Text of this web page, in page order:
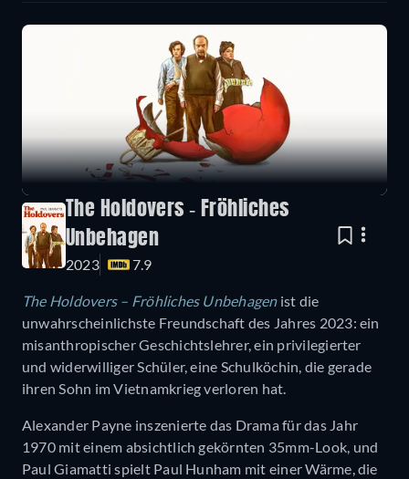
The Holdovers - Fröhliches
Unbehagen
2023 7.9
The Holdovers – Fröhliches Unbehagenist die
unwahrscheinlichste Freundschaft des Jahres 2023: ein
misanthropischer Geschichtslehrer, ein privilegierter
und widerwilliger Schüler, eine Schulköchin, die gerade
ihren Sohn im Vietnamkrieg verloren hat.
Alexander Payne inszenierte das Drama für das Jahr
1970 mit einem absichtlich gekörnten 35mm-Look, und
Paul Giamatti spielt Paul Hunham mit einer Wärme, die